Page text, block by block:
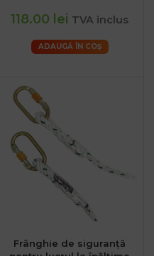
118.00 lei TVA inclus
ADAUGĂ ÎN COȘ
Frânghie de siguranță